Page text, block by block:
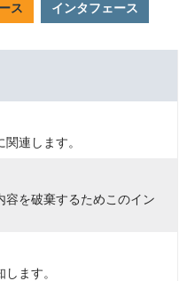
ス
インタフェース
連します。
容を破棄するためこのイン
ます。